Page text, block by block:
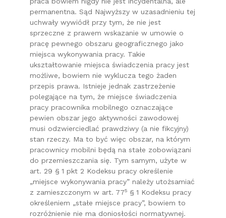
permanentna. Sąd Najwyższy w uzasadnieniu tej
uchwały wywiódł przy tym, że nie jest
sprzeczne z prawem wskazanie w umowie o
pracę pewnego obszaru geograficznego jako
miejsca wykonywania pracy. Takie
ukształtowanie miejsca świadczenia pracy jest
możliwe, bowiem nie wyklucza tego żaden
przepis prawa. Istnieje jednak zastrzeżenie
polegające na tym, że miejsce świadczenia
pracy pracownika mobilnego oznaczające
pewien obszar jego aktywności zawodowej
musi odzwierciedlać prawdziwy (a nie fikcyjny)
stan rzeczy. Ma to być więc obszar, na którym
pracownicy mobilni będą na stałe zobowiązani
do przemieszczania się. Tym samym, użyte w
art. 29 § 1 pkt 2 Kodeksu pracy określenie
„miejsce wykonywania pracy” należy utożsamiać
z zamieszczonym w art. 775 § 1 Kodeksu pracy
określeniem „stałe miejsce pracy”, bowiem to
rozróżnienie nie ma doniosłości normatywnej.